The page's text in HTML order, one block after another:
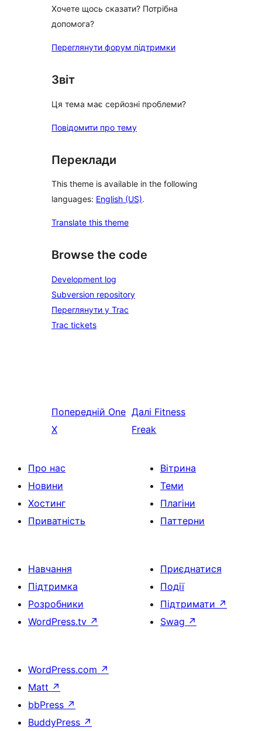
Хочете щось сказати? Потрібна
допомога?
Переглянути форум підтримки
Звіт
Ця тема має серйозні проблеми?
Повідомити про тему
Переклади
This theme is available in the following
languages: English (US).
Translate this theme
Browse the code
Development log
Subversion repository
Переглянути у Trac
Trac tickets
Попередній One
X
Далі Fitness
Freak
Про нас
Новини
Хостинг
Приватність
Вітрина
Теми
Плагіни
Паттерни
Навчання
Підтримка
Розробники
WordPress.tv ↗
Приєднатися
Події
Підтримати ↗
Swag ↗
WordPress.com ↗
Matt ↗
bbPress ↗
BuddyPress ↗